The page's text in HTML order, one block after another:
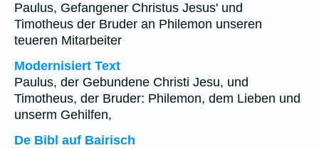
Paulus, Gefangener Christus Jesus' und
Timotheus der Bruder an Philemon unseren
teueren Mitarbeiter
Modernisiert Text
Paulus, der Gebundene Christi Jesu, und
Timotheus, der Bruder: Philemon, dem Lieben und
unserm Gehilfen,
De Bibl auf Bairisch